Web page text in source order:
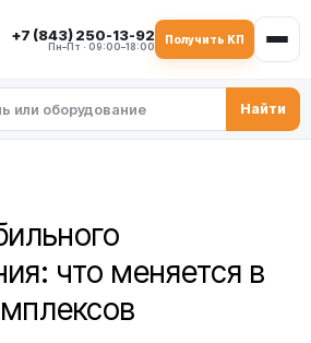
+7 (843) 250-13-92
Пн–Пт · 09:00–18:00
Получить КП
Найти
что меняется в